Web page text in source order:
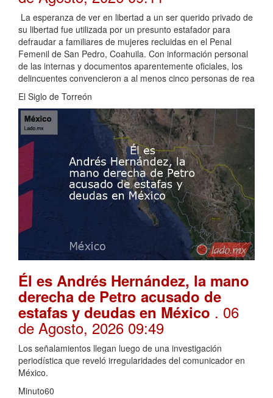
La esperanza de ver en libertad a un ser querido privado de
su libertad fue utilizada por un presunto estafador para
defraudar a familiares de mujeres recluidas en el Penal
Femenil de San Pedro, Coahuila. Con información personal
de las internas y documentos aparentemente oficiales, los
delincuentes convencieron a al menos cinco personas de rea
El Siglo de Torreón
Él es Andrés Hernández, la mano
derecha de Petro acusado de
estafas y deudas en México . 06
de Agosto, 2026 09:49
Los señalamientos llegan luego de una investigación
periodística que reveló irregularidades del comunicador en
México.
Minuto60